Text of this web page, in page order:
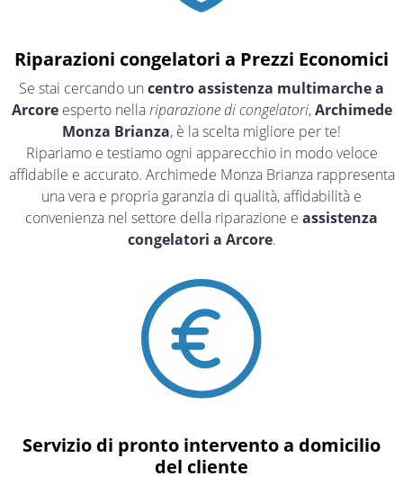
Riparazioni congelatori a Prezzi Economici
Se stai cercando un centro assistenza multimarche a
Arcoreesperto nellariparazione di congelatori,Archimede
Monza Brianza, è la scelta migliore per te!
Ripariamo e testiamo ogni apparecchio in modo veloce
affidabile e accurato. Archimede Monza Brianza rappresenta
una vera e propria garanzia di qualità, affidabilità e
convenienza nel settore della riparazione e assistenza
congelatori a Arcore.
Servizio di pronto intervento a domicilio
del cliente